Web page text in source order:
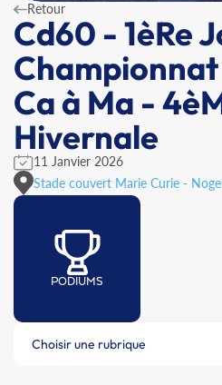
Retour
Cd60 - 1èRe
Championnat
Ca à Ma -
Hivernale
11 Janvier 2026
Stade couvert Marie Curie -
PODIUMS
Choisir une rubrique